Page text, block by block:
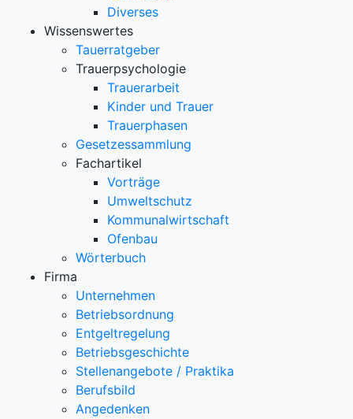
Diverses
Wissenswertes
Tauerratgeber
Trauerpsychologie
Trauerarbeit
Kinder und Trauer
Trauerphasen
Gesetzessammlung
Fachartikel
Vorträge
Umweltschutz
Kommunalwirtschaft
Ofenbau
Wörterbuch
Firma
Unternehmen
Betriebsordnung
Entgeltregelung
Betriebsgeschichte
Stellenangebote / Praktika
Berufsbild
Angedenken